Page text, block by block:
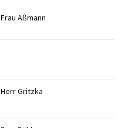
Frau Aßmann
Herr Gritzka